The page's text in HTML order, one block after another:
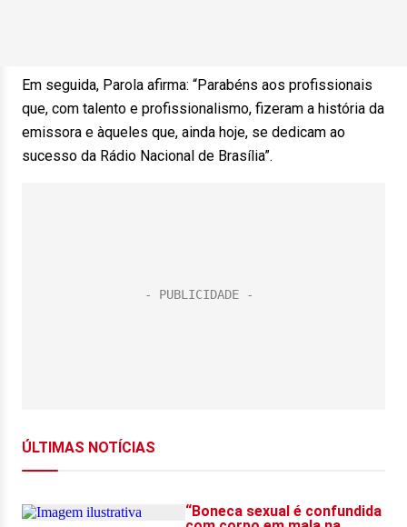
Em seguida, Parola afirma: “Parabéns aos profissionais
que, com talento e profissionalismo, fizeram a história da
emissora e àqueles que, ainda hoje, se dedicam ao
sucesso da Rádio Nacional de Brasília”.